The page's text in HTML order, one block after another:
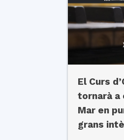
El Curs
tornarà a
Mar en
grans